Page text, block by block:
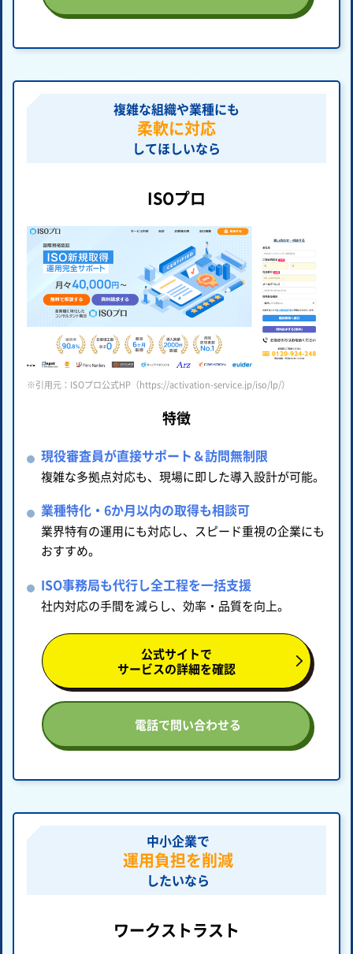
複雑な組織や業種にも
柔軟に対応
してほしいなら
ISOプロ
※引用元：ISOプロ公式HP（https://activation-service.jp/iso/lp/）
特徴
現役審査員が直接サポート＆訪問無制限
複雑な多拠点対応も、現場に即した導入設計が可能。
業種特化・6か月以内の取得も相談可
業界特有の運用にも対応し、スピード重視の企業にも
おすすめ。
ISO事務局も代行し全工程を一括支援
社内対応の手間を減らし、効率・品質を向上。
公式サイトで
サービスの詳細を確認
電話で問い合わせる
中小企業で
運用負担を削減
したいなら
ワークストラスト